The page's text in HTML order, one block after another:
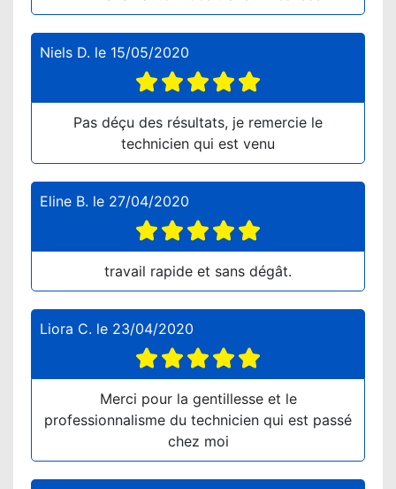
Niels D. le 15/05/2020
Pas déçu des résultats, je remercie le
technicien qui est venu
Eline B. le 27/04/2020
travail rapide et sans dégât.
Liora C. le 23/04/2020
Merci pour la gentillesse et le
professionnalisme du technicien qui est passé
chez moi